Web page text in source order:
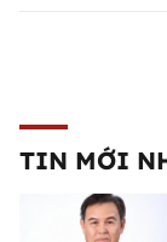
TIN MỚI